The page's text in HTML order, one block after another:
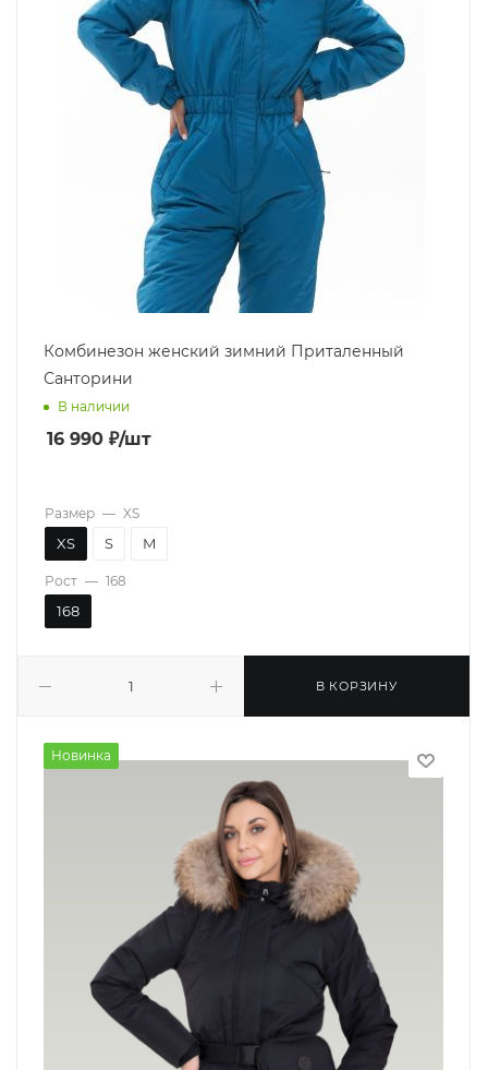
Комбинезон женский зимний Приталенный
Санторини
В наличии
16 990 ₽/шт
В КОРЗИНУ
Размер — XS
XS S M
Рост — 168
168
Новинка